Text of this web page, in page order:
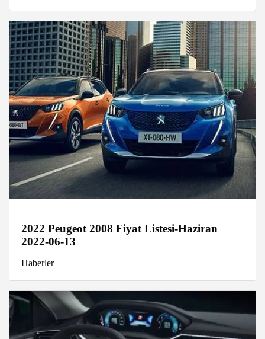
2022 Peugeot 2008 Fiyat Listesi-Haziran
2022-06-13
Haberler